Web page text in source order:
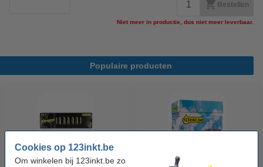
Cookies op 123inkt.be
Om winkelen bij 123inkt.be zo
Bestellen
Niet meer in productie, dus niet meer leverbaar.
Populaire producten